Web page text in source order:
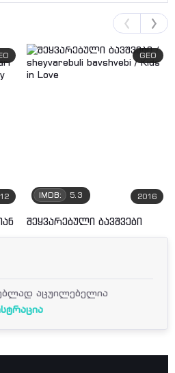
GEO
2016
IMDB: 5.3
შეყვარებული ბავშვები
აცუილებელია